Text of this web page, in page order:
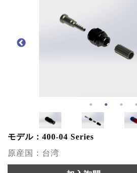
モデル：400-04 Series
原産国：台湾